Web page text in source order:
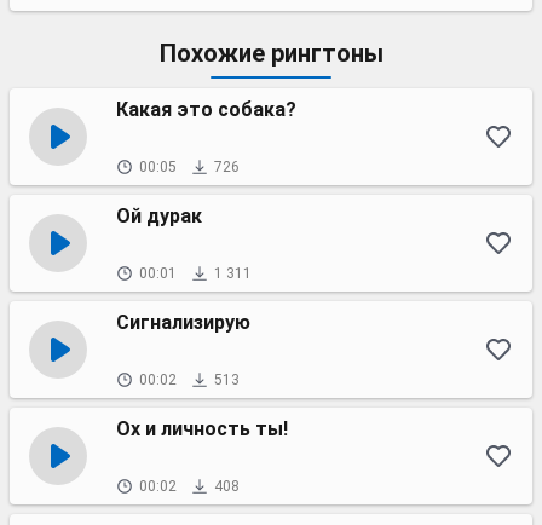
Похожие рингтоны
Какая это собака?
00:05 726
Ой дурак
00:01 1 311
Сигнализирую
00:02 513
Ох и личность ты!
00:02 408